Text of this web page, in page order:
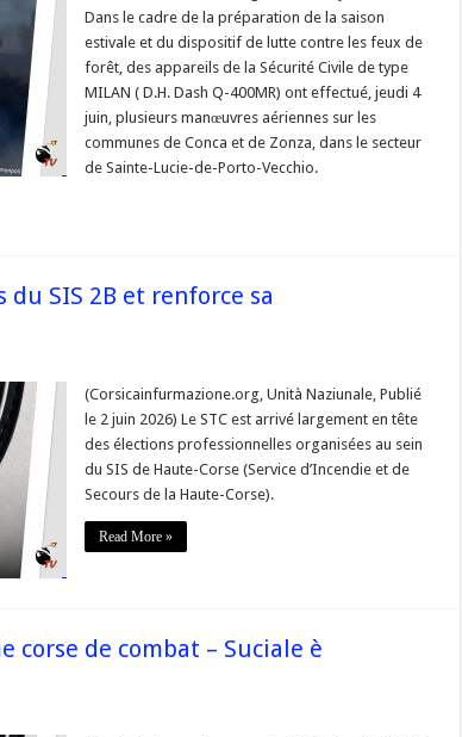
Dans le cadre de la préparation de la saison
estivale et du dispositif de lutte contre les feux de
forêt, des appareils de la Sécurité Civile de type
MILAN ( D.H. Dash Q-400MR) ont effectué, jeudi 4
juin, plusieurs manœuvres aériennes sur les
communes de Conca et de Zonza, dans le secteur
de Sainte-Lucie-de-Porto-Vecchio.
du SIS 2B et renforce sa
»
(Corsicainfurmazione.org, Unità Naziunale, Publié
le 2 juin 2026) Le STC est arrivé largement en tête
des élections professionnelles organisées au sein
du SIS de Haute-Corse (Service d’Incendie et de
Secours de la Haute-Corse).
Read More »
corse de combat – Suciale è